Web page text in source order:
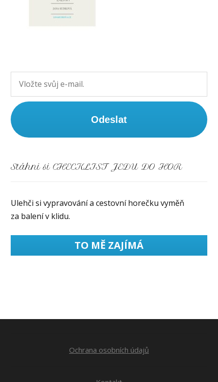
Odeslat
Stáhni si CHECKLIST JEDU DO HOR
Ulehči si vypravování a cestovní horečku vyměň
za balení v klidu.
TO MĚ ZAJÍMÁ
Ochrana osobních údajů